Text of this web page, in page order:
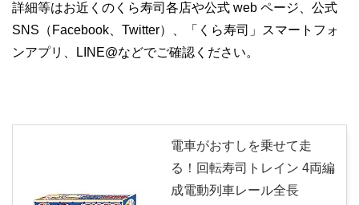
詳細等はお近くのくら寿司各店や公式 web ページ、公式
SNS（Facebook、Twitter）、「くら寿司」スマートフォ
ンアプリ、LINE@などでご確認ください。
電車がおすしを乗せて走
る！回転寿司トレイン 4両編
成電動列車レール全長